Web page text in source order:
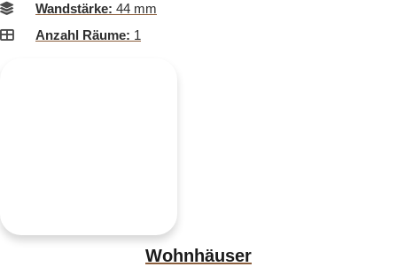
Wandstärke: 44 mm
Anzahl Räume: 1
Wohnhäuser